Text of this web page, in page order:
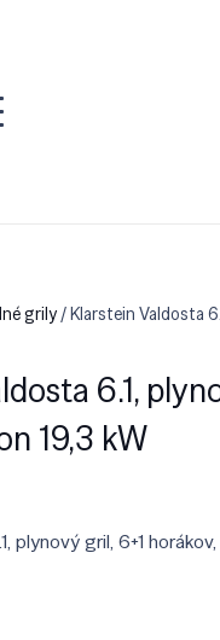
grily/ Klarstein Valdosta
6.1,
19,3 kW
plynový gril, 6+1